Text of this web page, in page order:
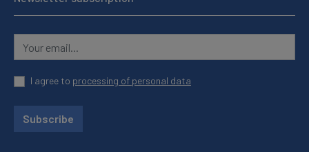
I agree to processing of personal data
Subscribe